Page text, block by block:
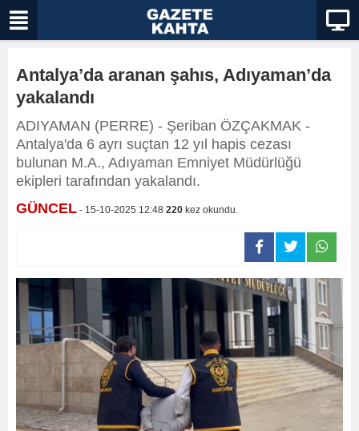
Antalya’da aranan şahıs, Adıyaman’da
yakalandı
ADIYAMAN (PERRE) - Şeriban ÖZÇAKMAK -
Antalya'da 6 ayrı suçtan 12 yıl hapis cezası
bulunan M.A., Adıyaman Emniyet Müdürlüğü
ekipleri tarafından yakalandı.
GÜNCEL - 15-10-2025 12:48 220 kez okundu.